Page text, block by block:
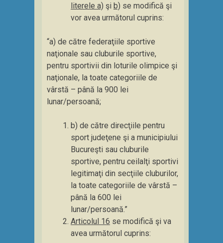
literele a) şi b) se modifică şi
vor avea următorul cuprins:
“a) de către federaţiile sportive
naţionale sau cluburile sportive,
pentru sportivii din loturile olimpice şi
naţionale, la toate categoriile de
vârstă – până la 900 lei
lunar/persoană;
b) de către direcţiile pentru
sport judeţene şi a municipiului
Bucureşti sau cluburile
sportive, pentru ceilalţi sportivi
legitimaţi din secţiile cluburilor,
la toate categoriile de vârstă –
până la 600 lei
lunar/persoană.”
Articolul 16 se modifică şi va
avea următorul cuprins: